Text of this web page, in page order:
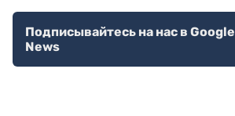
Подписывайтесь на нас в Google
News